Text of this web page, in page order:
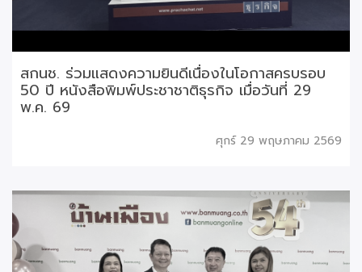
สกนช. ร่วมแสดงความยินดีเนื่องในโอกาสครบรอบ
50 ปี หนังสือพิมพ์ประชาชาติธุรกิจ เมื่อวันที่ 29
พ.ค. 69
ศุกร์ 29 พฤษภาคม 2569